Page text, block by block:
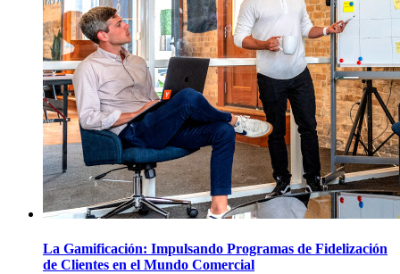
La Gamificación: Impulsando Programas de Fidelización
de Clientes en el Mundo Comercial